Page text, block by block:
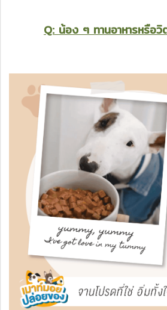
Q: น้อง ๆ ทานอาหารหรือวิ